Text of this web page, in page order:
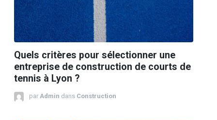
Quels critères pour sélectionner une
entreprise de construction de courts de
tennis à Lyon ?
par Admin dans Construction